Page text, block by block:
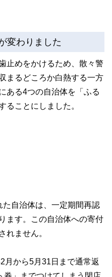
変わりました
止めをかけるため、散々警
まるどころか白熱する一方
ある4つの自治体を「ふる
ることにしました。
た自治体は、一定期間再認
ます。この自治体への寄付
れません。
月から5月31日まで通常返
券」までつけてしまう閉店